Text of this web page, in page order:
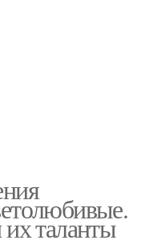
таланты